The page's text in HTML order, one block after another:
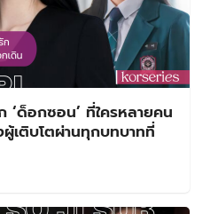
‘ด็อกซอน’ ที่ใครหลายคน
ติบโตผ่านทุกบทบาทที่